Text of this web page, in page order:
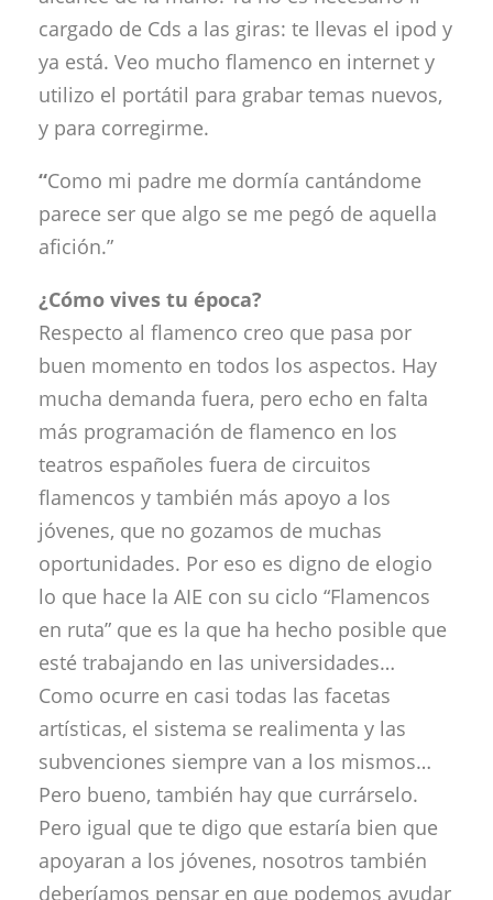
cargado de Cds a las giras: te llevas el ipod y
ya está. Veo mucho flamenco en internet y
utilizo el portátil para grabar temas nuevos,
y para corregirme.
“Como mi padre me dormía cantándome
parece ser que algo se me pegó de aquella
afición.”
¿Cómo vives tu época?
Respecto al flamenco creo que pasa por
buen momento en todos los aspectos. Hay
mucha demanda fuera, pero echo en falta
más programación de flamenco en los
teatros españoles fuera de circuitos
flamencos y también más apoyo a los
jóvenes, que no gozamos de muchas
oportunidades. Por eso es digno de elogio
lo que hace la AIE con su ciclo “Flamencos
en ruta” que es la que ha hecho posible que
esté trabajando en las universidades…
Como ocurre en casi todas las facetas
artísticas, el sistema se realimenta y las
subvenciones siempre van a los mismos…
Pero bueno, también hay que currárselo.
Pero igual que te digo que estaría bien que
apoyaran a los jóvenes, nosotros también
deberíamos pensar en que podemos ayudar